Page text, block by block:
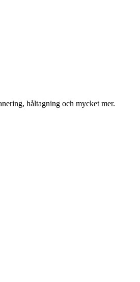
håltagning och mycket mer.